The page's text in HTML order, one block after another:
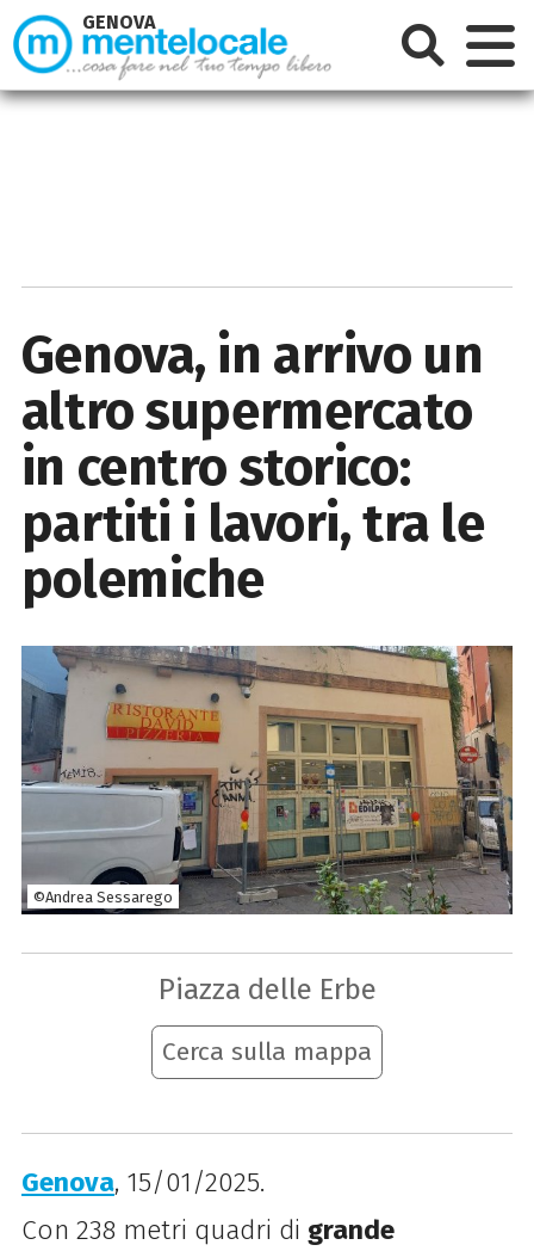
Genova, in arrivo un
altro supermercato
in centro storico:
partiti i lavori, tra le
polemiche
©Andrea Sessarego
Piazza delle Erbe
Cerca sulla mappa
Genova, 15/01/2025.
Con 238 metri quadri di grande
GENOVA